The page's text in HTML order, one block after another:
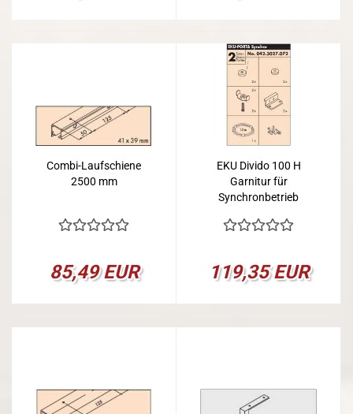
Combi-Laufschiene
2500 mm
85,49 EUR
EKU Divido 100 H
Garnitur für
Synchronbetrieb
119,35 EUR